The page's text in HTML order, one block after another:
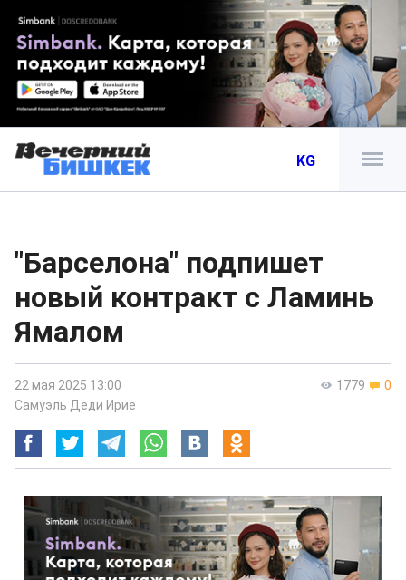
KG
"Барселона" подпишет
новый контракт с Ламинь
Ямалом
1779 0
22 мая 2025 13:00
Самуэль Деди Ирие